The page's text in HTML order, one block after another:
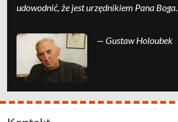
udo­wod­nić, że jest urzędni­kiem Pa­na Boga.
— Gustaw Holoubek